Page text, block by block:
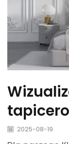
2025-08-19